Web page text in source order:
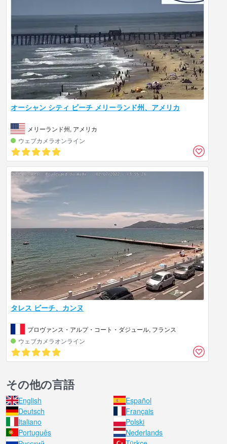
オーシャン シティ ビーチ メリーランド州、アメリカ
メリーランド州, アメリカ
ウェブカメラオンライン
タレス ビーチ、カンヌ
プロヴァンス・アルプ・コート・ダジュール, フランス
ウェブカメラオンライン
その他の言語
English
Español
Deutsch
Français
Italiano
Polski
Português
Nederlands